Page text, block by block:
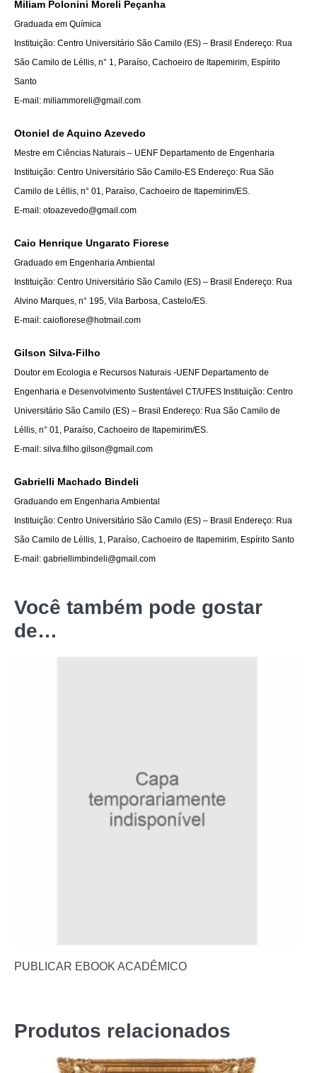
Miliam Polonini Moreli Peçanha
Graduada em Química
Instituição: Centro Universitário São Camilo (ES) – Brasil Endereço: Rua
São Camilo de Léllis, n° 1, Paraíso, Cachoeiro de Itapemirim, Espírito
Santo
E-mail: miliammoreli@gmail.com
Otoniel de Aquino Azevedo
Mestre em Ciências Naturais – UENF Departamento de Engenharia
Instituição: Centro Universitário São Camilo-ES Endereço: Rua São
Camilo de Léllis, n° 01, Paraíso, Cachoeiro de Itapemirim/ES.
E-mail: otoazevedo@gmail.com
Caio Henrique Ungarato Fiorese
Graduado em Engenharia Ambiental
Instituição: Centro Universitário São Camilo (ES) – Brasil Endereço: Rua
Alvino Marques, n° 195, Vila Barbosa, Castelo/ES.
E-mail: caiofiorese@hotmail.com
Gilson Silva-Filho
Doutor em Ecologia e Recursos Naturais -UENF Departamento de
Engenharia e Desenvolvimento Sustentável CT/UFES Instituição: Centro
Universitário São Camilo (ES) – Brasil Endereço: Rua São Camilo de
Léllis, n° 01, Paraíso, Cachoeiro de Itapemirim/ES.
E-mail: silva.filho.gilson@gmail.com
Gabrielli Machado Bindeli
Graduando em Engenharia Ambiental
Instituição: Centro Universitário São Camilo (ES) – Brasil Endereço: Rua
São Camilo de Léllis, 1, Paraíso, Cachoeiro de Itapemirim, Espírito Santo
E-mail: gabriellimbindeli@gmail.com
Você também pode gostar
de…
PUBLICAR EBOOK ACADÊMICO
Produtos relacionados